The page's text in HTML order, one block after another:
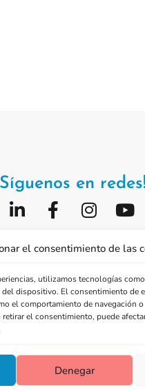
el consentimiento de las
utilizamos tecnologías
del dispositivo. El consentimiento de
el comportamiento de navegación
el consentimiento, puede
Denegar
en
Fundación Jorge Alió
Vissum Corporación